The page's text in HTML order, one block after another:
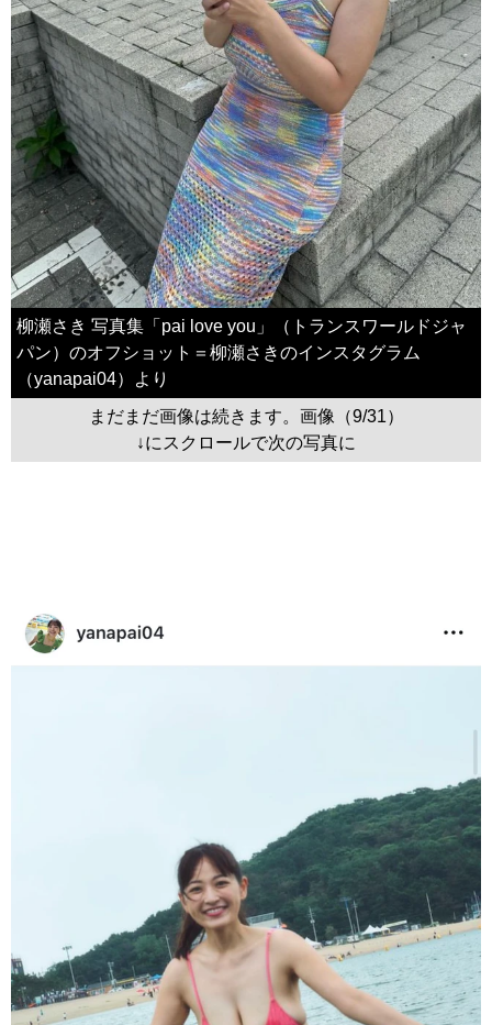
柳瀬さき 写真集「pai love you」（トランスワールドジャ
パン）のオフショット＝柳瀬さきのインスタグラム
（yanapai04）より
まだまだ画像は続きます。画像（9/31）
↓にスクロールで次の写真に